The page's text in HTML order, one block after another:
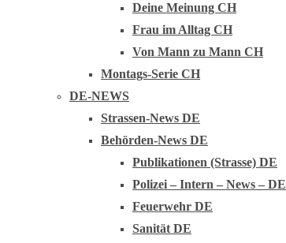
Deine Meinung CH
Frau im Alltag CH
Von Mann zu Mann CH
Montags-Serie CH
DE-NEWS
Strassen-News DE
Behörden-News DE
Publikationen (Strasse) DE
Polizei – Intern – News – DE
Feuerwehr DE
Sanität DE